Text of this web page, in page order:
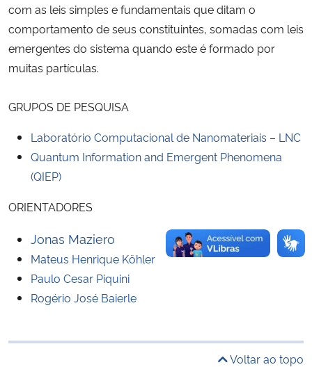
Ministério do Meio Ambiente
Ministério do Turismo
Ministério da Mulher, da Família e dos Direitos Humanos
Secretaria-Geral
Secretaria de Governo
Gabinete de Segurança Institucional
com as leis simples e fundamentais que ditam o
comportamento de seus constituintes, somadas com leis
emergentes do sistema quando este é formado por
muitas partículas.
GRUPOS DE PESQUISA
Laboratório Computacional de Nanomateriais – LNC
Quantum Information and Emergent Phenomena
(QIEP)
ORIENTADORES
Jonas Maziero
Mateus Henrique Köhler
Paulo Cesar Piquini
Rogério José Baierle
Voltar ao topo